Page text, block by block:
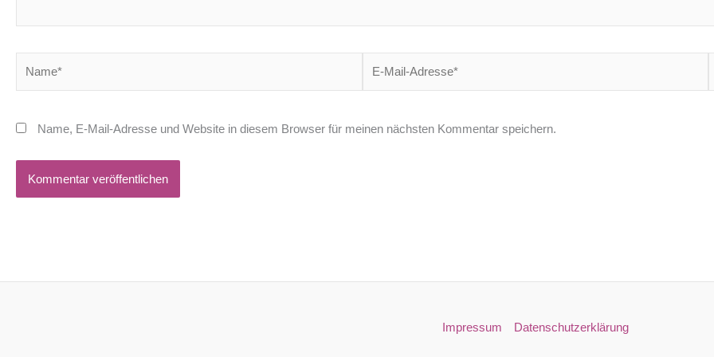
Mail-
Name, E-Mail-Adresse und Website in diesem Browser für meinen nächsten Kommentar speichern.
Impressum Datenschutzerklärung